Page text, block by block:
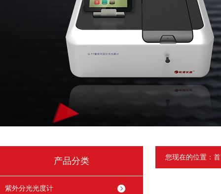
产品分类
紫外分光光度计
您现在的位置：